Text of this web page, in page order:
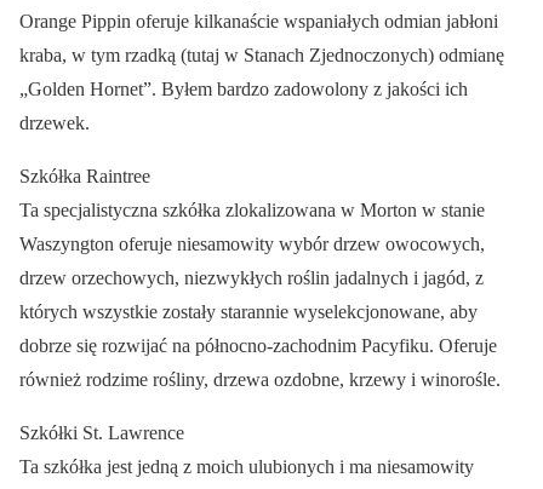
Orange Pippin oferuje kilkanaście wspaniałych odmian jabłoni
kraba, w tym rzadką (tutaj w Stanach Zjednoczonych) odmianę
„Golden Hornet”. Byłem bardzo zadowolony z jakości ich
drzewek.
Szkółka Raintree
Ta specjalistyczna szkółka zlokalizowana w Morton w stanie
Waszyngton oferuje niesamowity wybór drzew owocowych,
drzew orzechowych, niezwykłych roślin jadalnych i jagód, z
których wszystkie zostały starannie wyselekcjonowane, aby
dobrze się rozwijać na północno-zachodnim Pacyfiku. Oferuje
również rodzime rośliny, drzewa ozdobne, krzewy i winorośle.
Szkółki St. Lawrence
Ta szkółka jest jedną z moich ulubionych i ma niesamowity